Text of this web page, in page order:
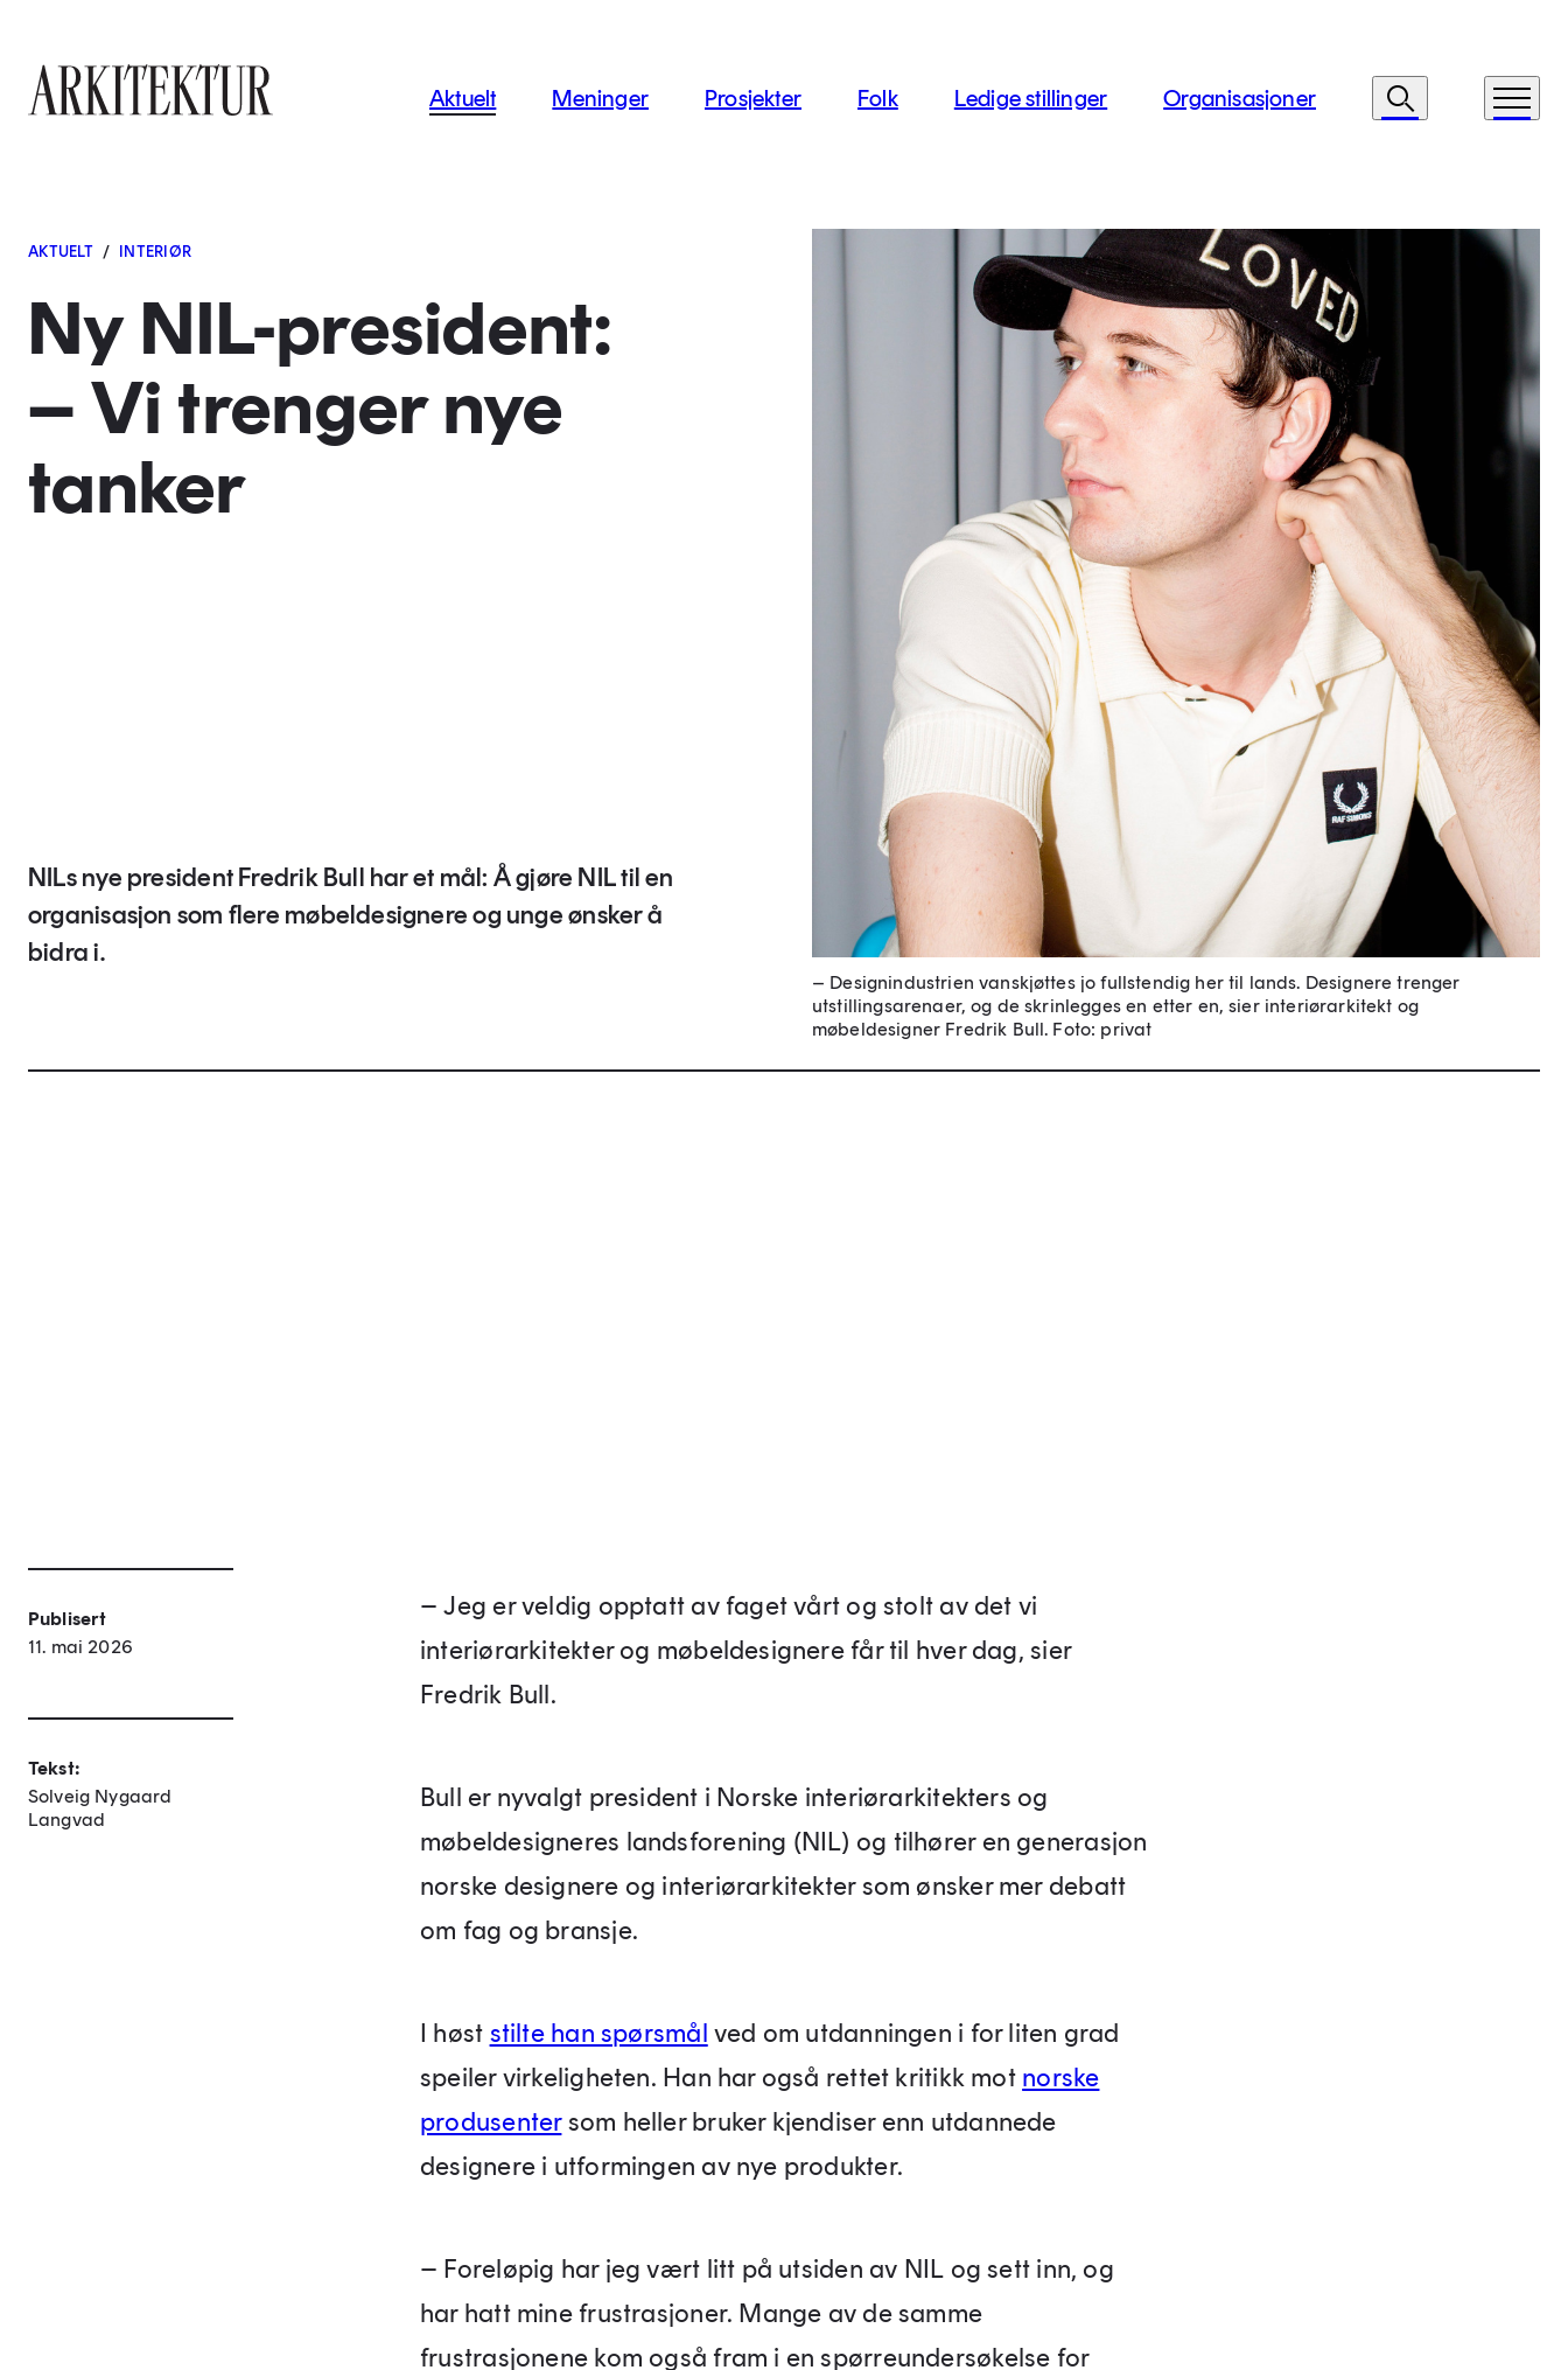
Aktuelt Meninger Prosjekter Folk Ledige stillinger Organisasjoner Søk Meny
AKTUELT / INTERIØR
Ny NIL-president:
– Vi trenger nye
tanker
NILs nye president Fredrik Bull har et mål: Å gjøre NIL til en
organisasjon som flere møbeldesignere og unge ønsker å
bidra i.
– Designindustrien vanskjøttes jo fullstendig her til lands. Designere trenger
utstillingsarenaer, og de skrinlegges en etter en, sier interiørarkitekt og
møbeldesigner Fredrik Bull. Foto: privat
Publisert
11. mai 2026
Tekst:
Solveig Nygaard
Langvad
– Jeg er veldig opptatt av faget vårt og stolt av det vi
interiørarkitekter og møbeldesignere får til hver dag, sier
Fredrik Bull.
Bull er nyvalgt president i Norske interiørarkitekters og
møbeldesigneres landsforening (NIL) og tilhører en generasjon
norske designere og interiørarkitekter som ønsker mer debatt
om fag og bransje.
I høst stilte han spørsmål ved om utdanningen i for liten grad
speiler virkeligheten. Han har også rettet kritikk mot norske
produsentersom heller bruker kjendiser enn utdannede
designere i utformingen av nye produkter.
– Foreløpig har jeg vært litt på utsiden av NIL og sett inn, og
har hatt mine frustrasjoner. Mange av de samme
frustrasjonene kom også fram i en spørreundersøkelse for